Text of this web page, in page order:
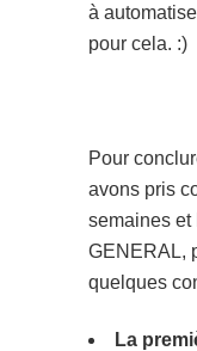
à
pour cela. :)
Pour
avons pris
semaines et
GENERAL,
quelques
La